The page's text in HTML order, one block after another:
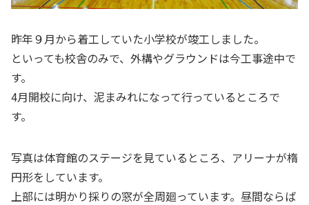
昨年９月から着工していた小学校が竣工しました。
といっても校舎のみで、外構やグラウンドは今工事途中で
す。
4月開校に向け、泥まみれになって行っているところで
す。
写真は体育館のステージを見ているところ、アリーナが楕
円形をしています。
上部には明かり採りの窓が全周廻っています。昼間ならば